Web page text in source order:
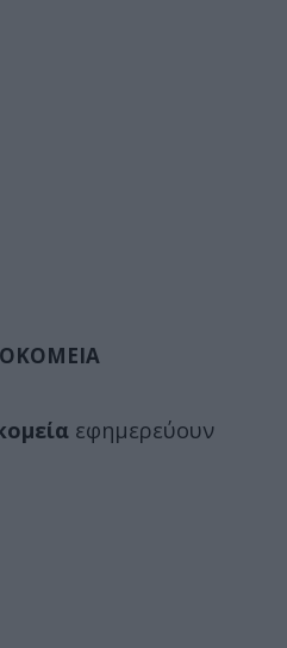
εφημερεύουν